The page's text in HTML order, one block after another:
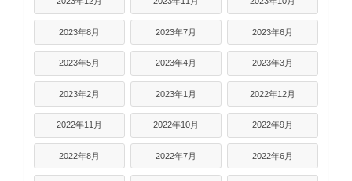
2023年8月 2023年7月 2023年6月
2023年5月 2023年4月 2023年3月
2023年2月 2023年1月 2022年12月
2022年11月 2022年10月 2022年9月
2022年8月 2022年7月 2022年6月